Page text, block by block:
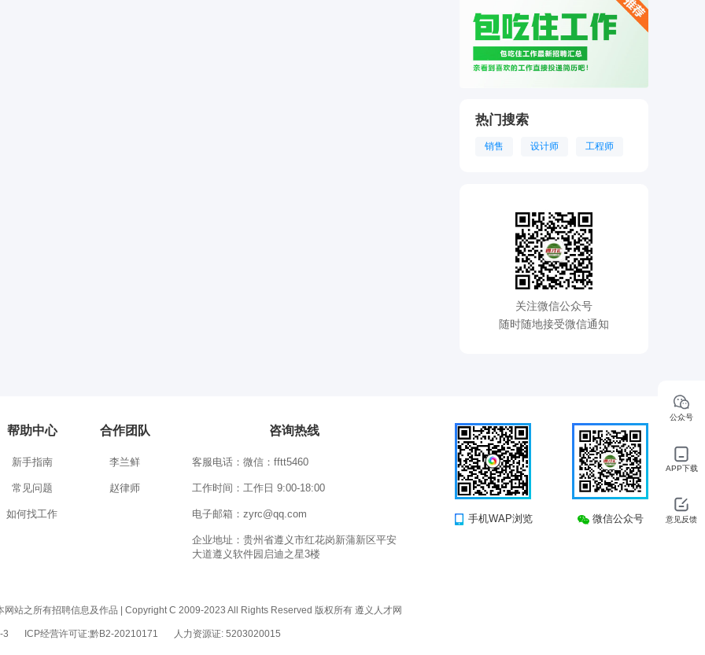
热门搜索
销售 设计师 工程师
关注微信公众号
随时随地接受微信通知
帮助中心
新手指南
常见问题
如何找工作
合作团队
李兰鲜
赵律师
咨询热线
客服电话：微信：fftt5460
工作时间：工作日 9:00-18:00
电子邮箱：zyrc@qq.com
企业地址：贵州省遵义市红花岗新蒲新区平安
大道遵义软件园启迪之星3楼
手机WAP浏览 微信公众号
站之所有招聘信息及作品 | Copyright C 2009-2023 All Rights Reserved 版权所有 遵义人才网
3 ICP经营许可证:黔B2-20210171 人力资源证: 5203020015
公众号
APP下载
意见反馈